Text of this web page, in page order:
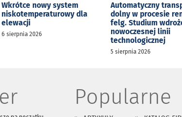
Wkrótce nowy system
niskotemperaturowy dla
elewacji
6 sierpnia 2026
Automatyczny
dolny w procesie
felg. Studium
nowoczesnej linii
technologicznej
5 sierpnia 2026
Popularne